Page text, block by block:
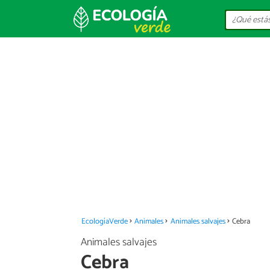
EcologíaVerde Animales Animales salvajes Cebra
Animales salvajes
Cebra